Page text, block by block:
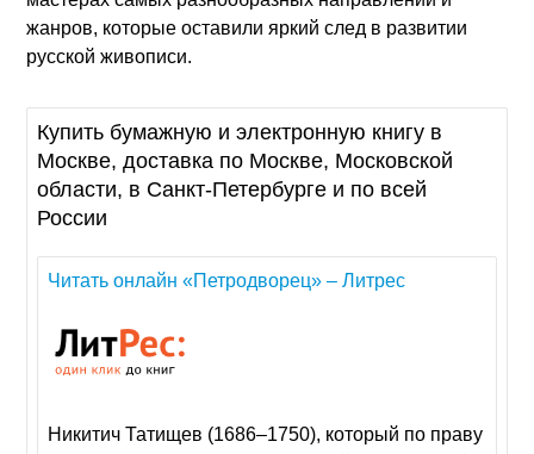
жанров, которые оставили яркий след в развитии
русской живописи.
Купить бумажную и электронную книгу в
Москве, доставка по Москве, Московской
области, в Санкт-Петербурге и по всей
России
Читать онлайн «Петродворец» – Литрес
Никитич Татищев (1686–1750), который по праву